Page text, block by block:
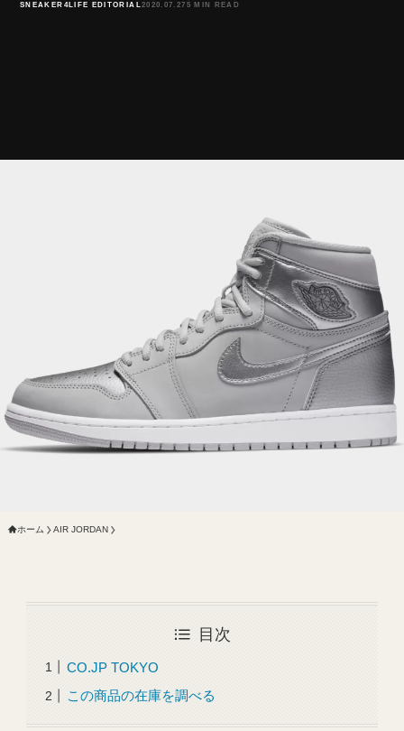
SNEAKER4LIFE EDITORIAL2020.07.27 5 MIN READ
ホーム AIR JORDAN
目次
CO.JP TOKYO
この商品の在庫を調べる